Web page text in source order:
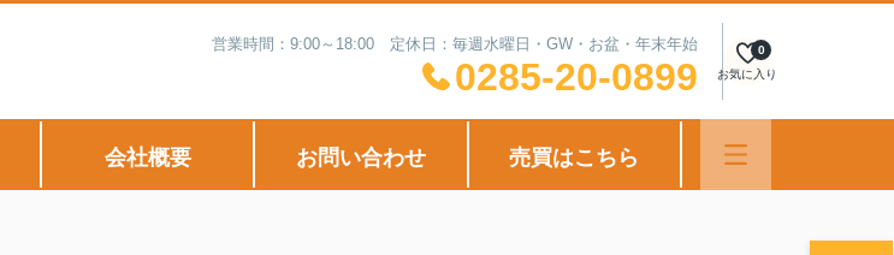
営業時間：9:00～18:00 定休日：毎週水曜日・GW・お盆・年末年始
0285-20-0899 お気に入り
0
会社概要 お問い合わせ 売買はこちら